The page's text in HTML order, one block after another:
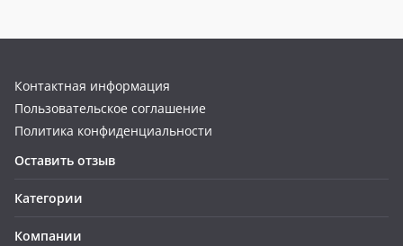
Контактная информация
Пользовательское соглашение
Политика конфиденциальности
Оставить отзыв
Категории
Компании